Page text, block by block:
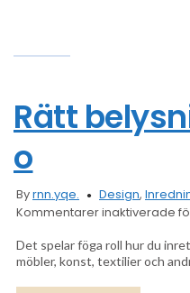
Rätt
o
Byrnn.yqe. Design,
Kommentarer inaktiverade
Det spelar föga roll hur du
möbler, konst, textilier och